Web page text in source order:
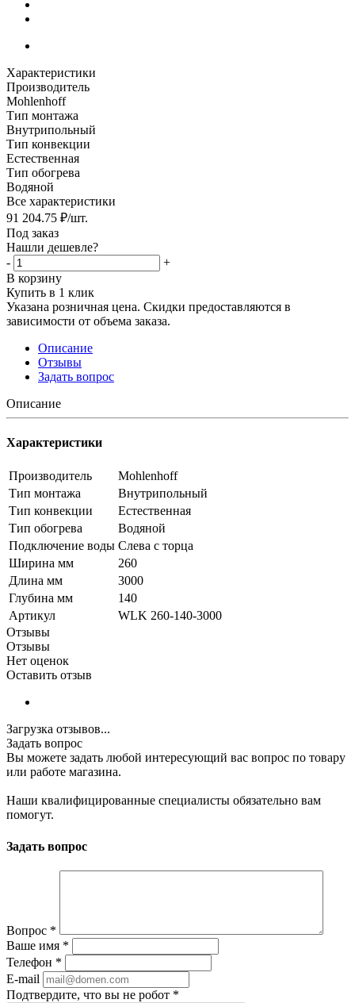
Характеристики
Производитель
Mohlenhoff
Тип монтажа
Внутрипольный
Тип конвекции
Естественная
Тип обогрева
Водяной
Все характеристики
91 204.75 ₽/шт.
Под заказ
Нашли дешевле?
-
+
В корзину
Купить в 1 клик
Указана розничная цена. Скидки предоставляются в
зависимости от объема заказа.
Описание
Отзывы
Задать вопрос
Описание
Характеристики
Производитель
Mohlenhoff
Тип монтажа
Внутрипольный
Тип конвекции
Естественная
Тип обогрева
Водяной
Подключение воды Слева с торца
Ширина мм
260
Длина мм
3000
Глубина мм
140
Артикул
WLK 260-140-3000
Отзывы
Отзывы
Нет оценок
Оставить отзыв
Загрузка отзывов...
Задать вопрос
Вы можете задать любой интересующий вас вопрос по товару
или работе магазина.
Наши квалифицированные специалисты обязательно вам
помогут.
Задать вопрос
Вопрос *
Ваше имя *
Телефон *
E-mail
Подтвердите, что вы не робот *